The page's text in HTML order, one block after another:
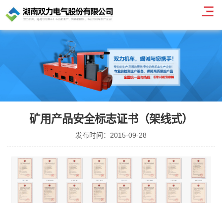
矿用产品安全标志证书（架线式）
发布时间：2015-09-28